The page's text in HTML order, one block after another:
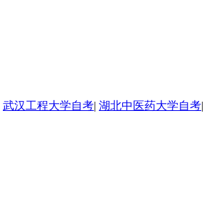
武汉工程大学自考| 湖北中医药大学自考|